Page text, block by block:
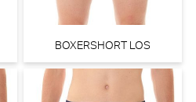
BOXERSHORT LOS